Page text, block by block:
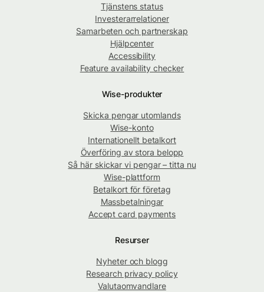
Tjänstens status
Investerarrelationer
Samarbeten och partnerskap
Hjälpcenter
Accessibility
Feature availability checker
Wise-produkter
Skicka pengar utomlands
Wise-konto
Internationellt betalkort
Överföring av stora belopp
Så här skickar vi pengar – titta nu
Wise-plattform
Betalkort för företag
Massbetalningar
Accept card payments
Resurser
Nyheter och blogg
Research privacy policy
Valutaomvandlare